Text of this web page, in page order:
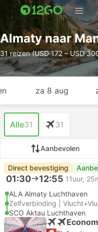
Almaty naar
31 reizen (USD 172 – USD
za 8 aug
Alle31 31
Aanbevolen
Direct bevestiging
01:30 12:55 11uur,
ALA Almaty Luchthaven
Zelfverbinding |
SCO Aktau Luchthaven